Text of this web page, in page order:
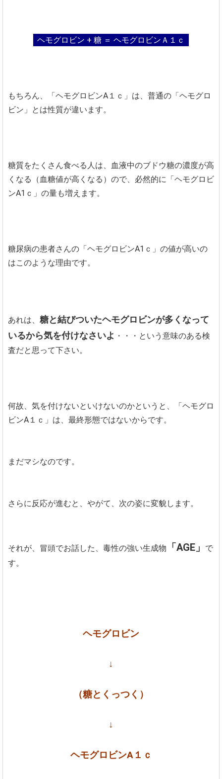
ヘモグロビン + 糖 ＝ ヘモグロビンＡ１ｃ
もちろん、「ヘモグロビンA１ｃ」は、普通の「ヘモグロ
ビン」とは性質が違います。
糖質をたくさん食べる人は、血液中のブドウ糖の濃度が高
くなる（血糖値が高くなる）ので、必然的に「ヘモグロビ
ンA1ｃ」の量も増えます。
糖尿病の患者さんの「ヘモグロビンA1ｃ」の値が高いの
はこのような理由です。
あれは、 糖と結びついたヘモグロビンが多くなって
いるから気を付けなさいよ ・・・という意味のある検
査だと思って下さい。
何故、気を付けないといけないのかというと、「ヘモグロ
ビンA１ｃ」は、最終形態ではないからです。
まだマシなのです。
さらに反応が進むと、やがて、次の姿に変貌します。
それが、冒頭でお話した、毒性の強い生成物 「AGE」
で
す。
ヘモグロビン
↓
（糖とくっつく）
↓
ヘモグロビンA１ｃ